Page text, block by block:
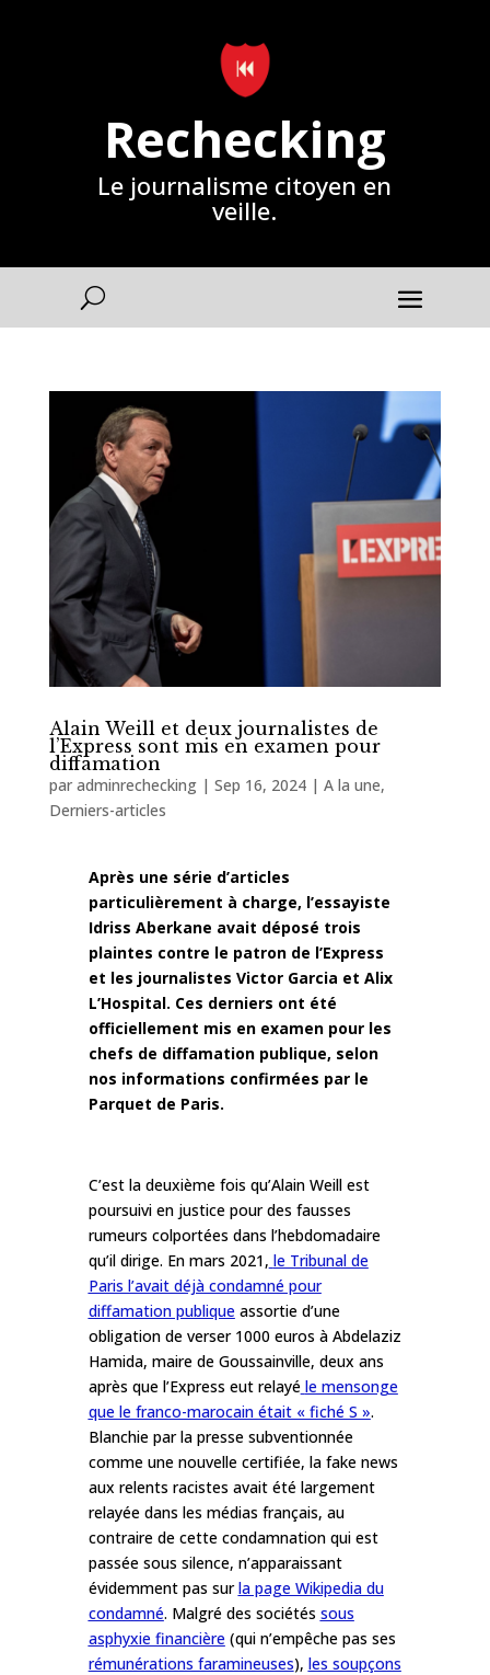
Rechecking
Le journalisme citoyen en
veille.
Alain Weill et deux journalistes de
l’Express sont mis en examen pour
diffamation
par adminrechecking| Sep 16, 2024| A la une,
Derniers-articles
Après une série d’articles
particulièrement à charge, l’essayiste
Idriss Aberkane avait déposé trois
plaintes contre le patron de l’Express
et les journalistes Victor Garcia et Alix
L’Hospital. Ces derniers ont été
officiellement mis en examen pour les
chefs de diffamation publique, selon
nos informations confirmées par le
Parquet de Paris.
C’est la deuxième fois qu’Alain Weill est
poursuivi en justice pour des fausses
rumeurs colportées dans l’hebdomadaire
qu’il dirige. En mars 2021, le Tribunal de
Paris l’avait déjà condamné pour
diffamation publiqueassortie d’une
obligation de verser 1000 euros à Abdelaziz
Hamida, maire de Goussainville, deux ans
après que l’Express eut relayé le mensonge
que le franco-marocain était « fiché S ».
Blanchie par la presse subventionnée
comme une nouvelle certifiée, la fake news
aux relents racistes avait été largement
relayée dans les médias français, au
contraire de cette condamnation qui est
passée sous silence, n’apparaissant
évidemment pas surla page Wikipedia du
condamné. Malgré des sociétés sous
asphyxie financière(qui n’empêche pas ses
rémunérations faramineuses), les soupçons